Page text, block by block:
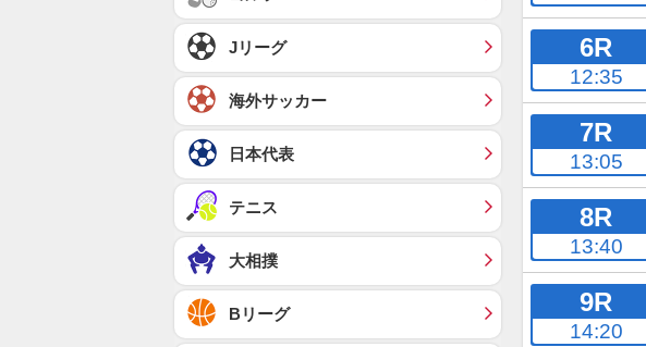
6R
12:35
7R
13:05
8R
13:40
9R
14:20
Jリーグ
海外サッカー
日本代表
テニス
大相撲
Bリーグ